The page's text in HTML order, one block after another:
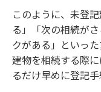
このように、未登
る」「次の相続が
クがある」といっ
建物を相続する際
るだけ早めに登記